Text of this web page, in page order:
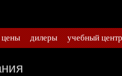
цены дилеры учебный центр